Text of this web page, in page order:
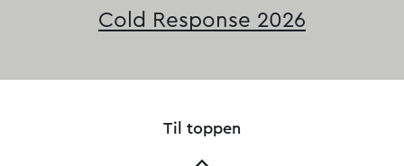
Cold Response 2026
Til toppen